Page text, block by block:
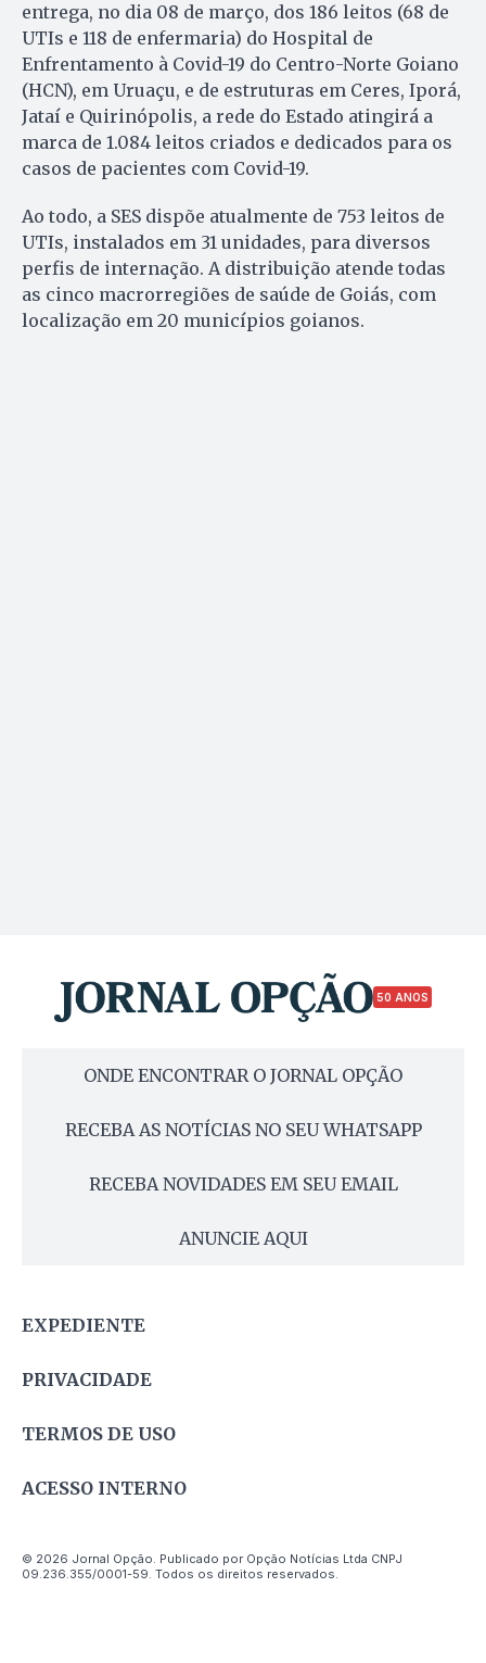
entrega, no dia 08 de março, dos 186 leitos (68 de
UTIs e 118 de enfermaria) do Hospital de
Enfrentamento à Covid-19 do Centro-Norte Goiano
(HCN), em Uruaçu, e de estruturas em Ceres, Iporá,
Jataí e Quirinópolis, a rede do Estado atingirá a
marca de 1.084 leitos criados e dedicados para os
casos de pacientes com Covid-19.
Ao todo, a SES dispõe atualmente de 753 leitos de
UTIs, instalados em 31 unidades, para diversos
perfis de internação. A distribuição atende todas
as cinco macrorregiões de saúde de Goiás, com
localização em 20 municípios goianos.
50 ANOS
ONDE ENCONTRAR O JORNAL OPÇÃO
RECEBA AS NOTÍCIAS NO SEU WHATSAPP
RECEBA NOVIDADES EM SEU EMAIL
ANUNCIE AQUI
EXPEDIENTE
PRIVACIDADE
TERMOS DE USO
ACESSO INTERNO
© 2026 Jornal Opção. Publicado por Opção Notícias Ltda CNPJ
09.236.355/0001-59. Todos os direitos reservados.